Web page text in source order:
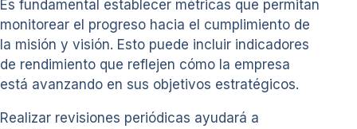
Es fundamental establecer métricas que permitan
monitorear el progreso hacia el cumplimiento de
la misión y visión. Esto puede incluir indicadores
de rendimiento que reflejen cómo la empresa
está avanzando en sus objetivos estratégicos.
Realizar revisiones periódicas ayudará a